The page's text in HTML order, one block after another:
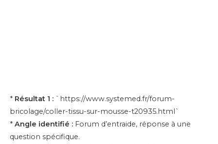
* Résultat 1 : `https://www.systemed.fr/forum-
bricolage/coller-tissu-sur-mousse-t20935.html`
* Angle identifié : Forum d’entraide, réponse à une
question spécifique.